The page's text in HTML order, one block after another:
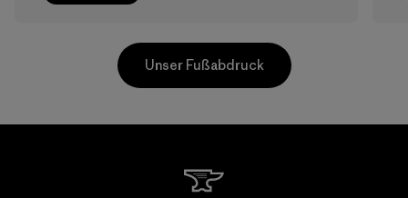
Unser Fußabdruck